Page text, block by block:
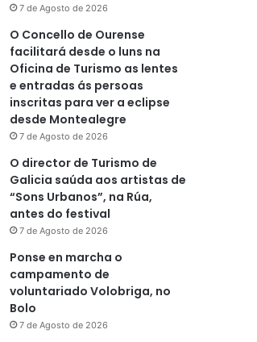
7 de Agosto de 2026
O Concello de Ourense
facilitará desde o luns na
Oficina de Turismo as lentes
e entradas ás persoas
inscritas para ver a eclipse
desde Montealegre
7 de Agosto de 2026
O director de Turismo de
Galicia saúda aos artistas de
“Sons Urbanos”, na Rúa,
antes do festival
7 de Agosto de 2026
Ponse en marcha o
campamento de
voluntariado Volobriga, no
Bolo
7 de Agosto de 2026